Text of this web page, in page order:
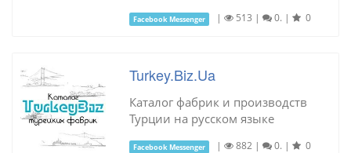
Facebook Messenger | 513 | 0. | 0
Turkey.Biz.Ua
Каталог фабрик и производств
Турции на русском языке
Facebook Messenger | 882 | 0. | 0